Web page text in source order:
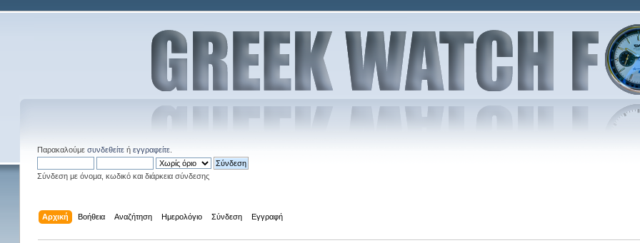
Παρακαλούμε συνδεθείτεή εγγραφείτε.
Σύνδεση με όνομα, κωδικό και διάρκεια σύνδεσης
Αρχική Βοήθεια Αναζήτηση Ημερολόγιο Σύνδεση Εγγραφή